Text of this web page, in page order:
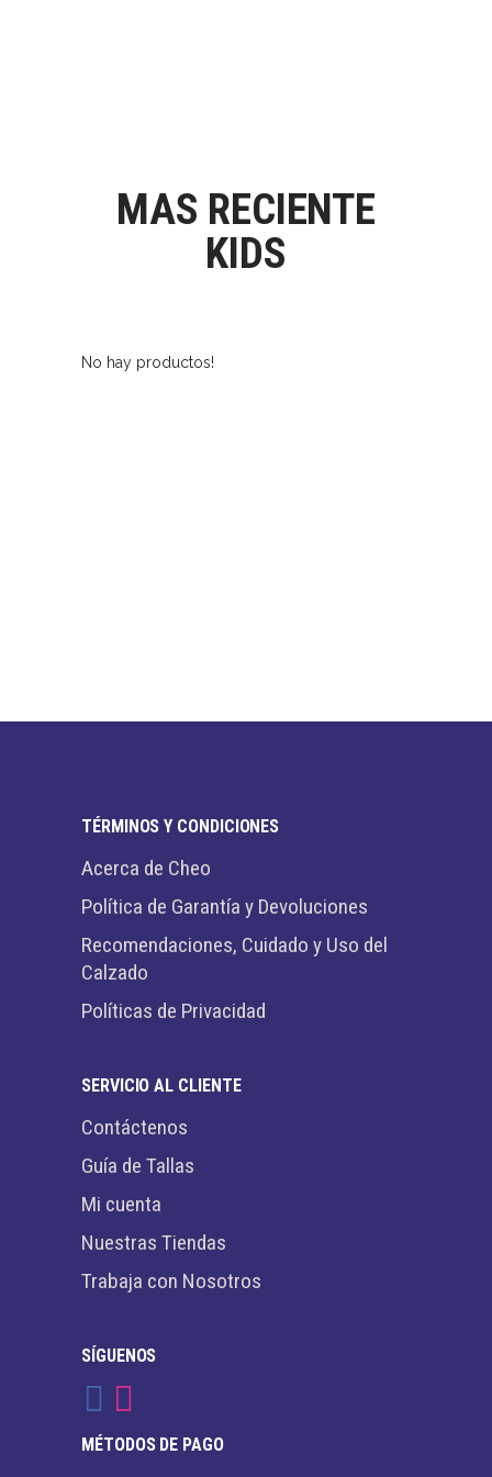
MAS RECIENTE
KIDS
No hay productos!
TÉRMINOS Y CONDICIONES
Acerca de Cheo
Política de Garantía y Devoluciones
Recomendaciones, Cuidado y Uso del
Calzado
Políticas de Privacidad
SERVICIO AL CLIENTE
Contáctenos
Guía de Tallas
Mi cuenta
Nuestras Tiendas
Trabaja con Nosotros
SÍGUENOS
MÉTODOS DE PAGO